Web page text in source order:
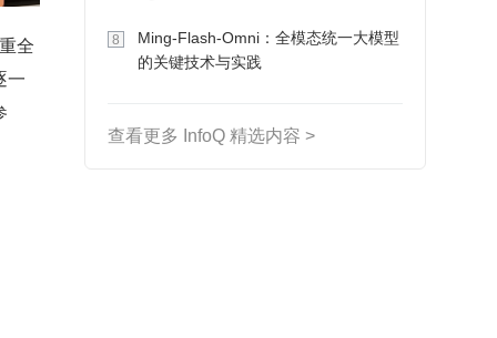
全
一
8
Ming-Flash-Omni：全模态统一大模型
的关键技术与实践
查看更多 InfoQ 精选内容 >